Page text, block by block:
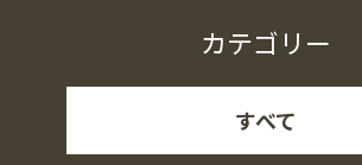
カテゴリー
すべて